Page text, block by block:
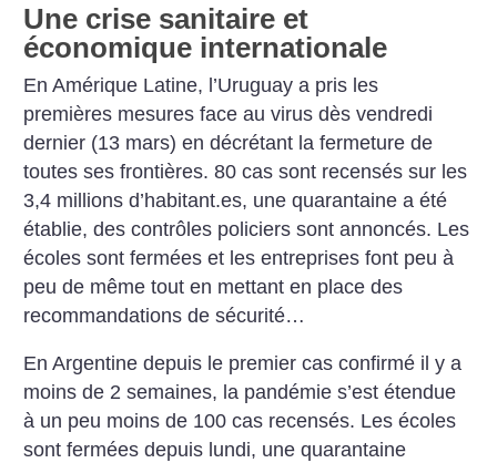
Une crise sanitaire et
économique internationale
En Amérique Latine, l’Uruguay a pris les
premières mesures face au virus dès vendredi
dernier (13 mars) en décrétant la fermeture de
toutes ses frontières. 80 cas sont recensés sur les
3,4 millions d’habitant.es, une quarantaine a été
établie, des contrôles policiers sont annoncés. Les
écoles sont fermées et les entreprises font peu à
peu de même tout en mettant en place des
recommandations de sécurité…
En Argentine depuis le premier cas confirmé il y a
moins de 2 semaines, la pandémie s’est étendue
à un peu moins de 100 cas recensés. Les écoles
sont fermées depuis lundi, une quarantaine